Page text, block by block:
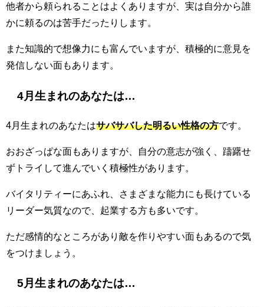
他者から頼られることはよくありますが、実は自分から誰
かに頼るのは苦手だったりします。
また知識的で想像力にも富んでいますが、積極的に意見を
発信しない面もあります。
4月生まれのあなたは…
4月生まれのあなたはサバサバした明るい性格の方です。
おおざっぱな面もありますが、自分の意志が強く、躊躇せ
ずトライして進んでいく積極性があります。
バイタリティーにあふれ、さまざまな能力にも長けている
リーダー気質なので、起業する方も多いです。
ただ感情的なところがあり敵を作りやすい面もあるので気
をつけましょう。
5月生まれのあなたは…